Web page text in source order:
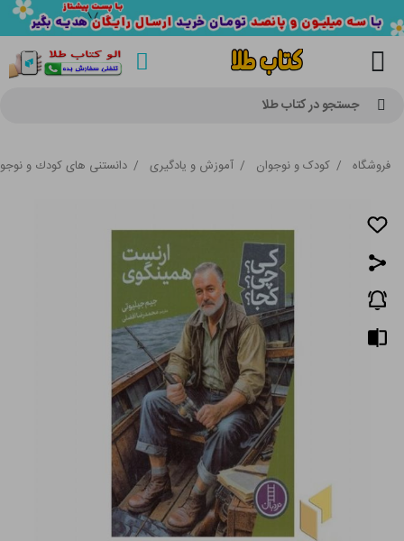
جستجو در کتاب طلا
فروشگاه / کودک و نوجوان / آموزش و یادگیری / دانستنی های كودك و